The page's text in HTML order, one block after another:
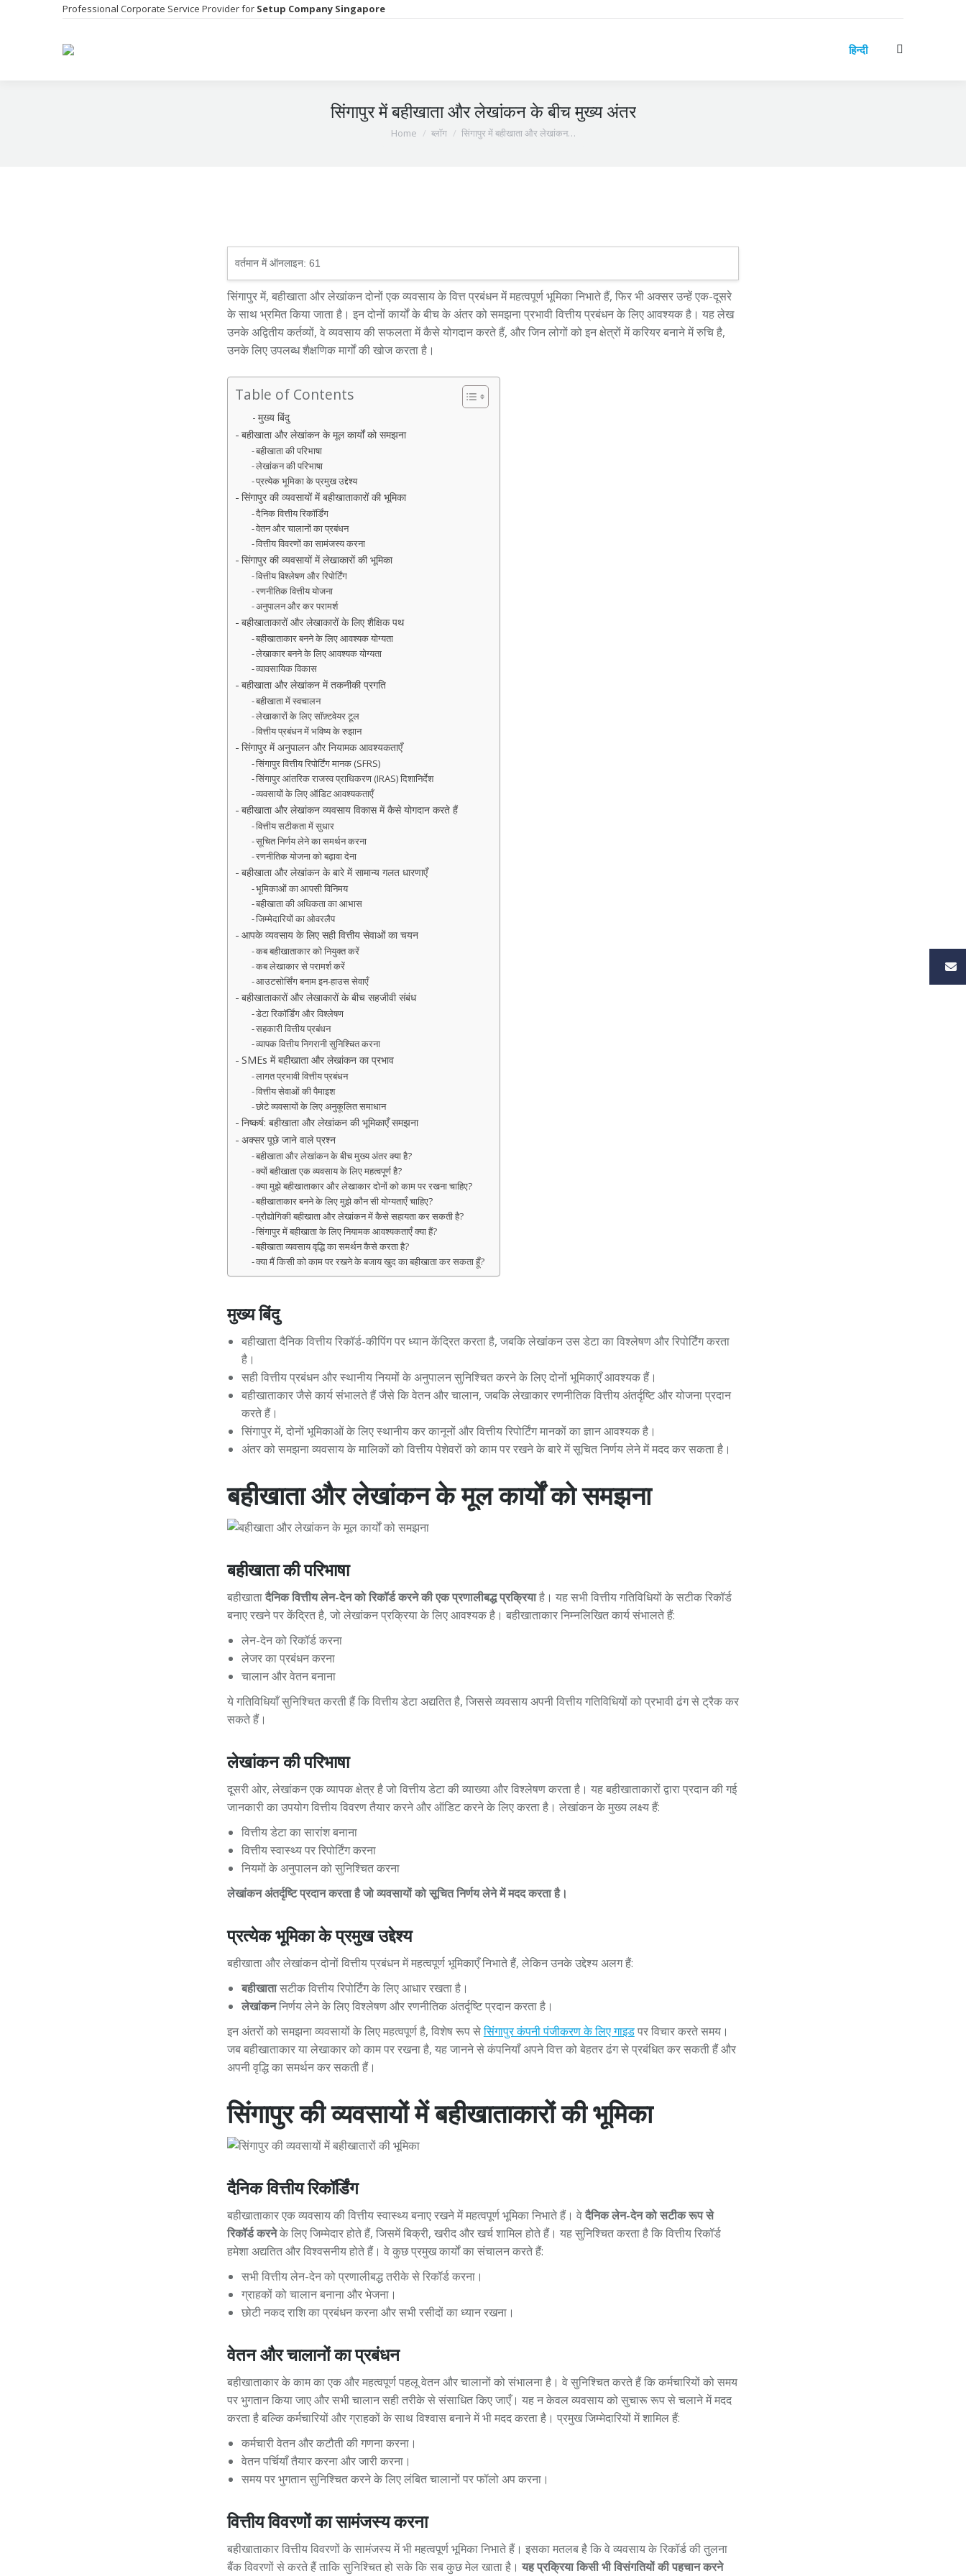
Professional Corporate Service Provider for Setup Company Singapore
हिन्दी Search:
सिंगापुर में बहीखाता और लेखांकन के बीच मुख्य अंतर
You are here:
Home ब्लॉग सिंगापुर में बहीखाता और लेखांकन…
वर्तमान में ऑनलाइन: 61
सिंगापुर में, बहीखाता और लेखांकन दोनों एक व्यवसाय के वित्त प्रबंधन में महत्वपूर्ण भूमिका निभाते हैं, फिर भी अक्सर उन्हें एक-दूसरे
के साथ भ्रमित किया जाता है। इन दोनों कार्यों के बीच के अंतर को समझना प्रभावी वित्तीय प्रबंधन के लिए आवश्यक है। यह लेख
उनके अद्वितीय कर्तव्यों, वे व्यवसाय की सफलता में कैसे योगदान करते हैं, और जिन लोगों को इन क्षेत्रों में करियर बनाने में रुचि है,
उनके लिए उपलब्ध शैक्षणिक मार्गों की खोज करता है।
Table of Contents
मुख्य बिंदु
बहीखाता और लेखांकन के मूल कार्यों को समझना
बहीखाता की परिभाषा
लेखांकन की परिभाषा
प्रत्येक भूमिका के प्रमुख उद्देश्य
सिंगापुर की व्यवसायों में बहीखाताकारों की भूमिका
दैनिक वित्तीय रिकॉर्डिंग
वेतन और चालानों का प्रबंधन
वित्तीय विवरणों का सामंजस्य करना
सिंगापुर की व्यवसायों में लेखाकारों की भूमिका
वित्तीय विश्लेषण और रिपोर्टिंग
रणनीतिक वित्तीय योजना
अनुपालन और कर परामर्श
बहीखाताकारों और लेखाकारों के लिए शैक्षिक पथ
बहीखाताकार बनने के लिए आवश्यक योग्यता
लेखाकार बनने के लिए आवश्यक योग्यता
व्यावसायिक विकास
बहीखाता और लेखांकन में तकनीकी प्रगति
बहीखाता में स्वचालन
लेखाकारों के लिए सॉफ़्टवेयर टूल
वित्तीय प्रबंधन में भविष्य के रुझान
सिंगापुर में अनुपालन और नियामक आवश्यकताएँ
सिंगापुर वित्तीय रिपोर्टिंग मानक (SFRS)
सिंगापुर आंतरिक राजस्व प्राधिकरण (IRAS) दिशानिर्देश
व्यवसायों के लिए ऑडिट आवश्यकताएँ
बहीखाता और लेखांकन व्यवसाय विकास में कैसे योगदान करते हैं
वित्तीय सटीकता में सुधार
सूचित निर्णय लेने का समर्थन करना
रणनीतिक योजना को बढ़ावा देना
बहीखाता और लेखांकन के बारे में सामान्य गलत धारणाएँ
भूमिकाओं का आपसी विनिमय
बहीखाता की अधिकता का आभास
जिम्मेदारियों का ओवरलैप
आपके व्यवसाय के लिए सही वित्तीय सेवाओं का चयन
कब बहीखाताकार को नियुक्त करें
कब लेखाकार से परामर्श करें
आउटसोर्सिंग बनाम इन-हाउस सेवाएँ
बहीखाताकारों और लेखाकारों के बीच सहजीवी संबंध
डेटा रिकॉर्डिंग और विश्लेषण
सहकारी वित्तीय प्रबंधन
व्यापक वित्तीय निगरानी सुनिश्चित करना
SMEs में बहीखाता और लेखांकन का प्रभाव
लागत प्रभावी वित्तीय प्रबंधन
वित्तीय सेवाओं की पैमाइश
छोटे व्यवसायों के लिए अनुकूलित समाधान
निष्कर्ष: बहीखाता और लेखांकन की भूमिकाएँ समझना
अक्सर पूछे जाने वाले प्रश्न
बहीखाता और लेखांकन के बीच मुख्य अंतर क्या है?
क्यों बहीखाता एक व्यवसाय के लिए महत्वपूर्ण है?
क्या मुझे बहीखाताकार और लेखाकार दोनों को काम पर रखना चाहिए?
बहीखाताकार बनने के लिए मुझे कौन सी योग्यताएँ चाहिए?
प्रौद्योगिकी बहीखाता और लेखांकन में कैसे सहायता कर सकती है?
सिंगापुर में बहीखाता के लिए नियामक आवश्यकताएँ क्या हैं?
बहीखाता व्यवसाय वृद्धि का समर्थन कैसे करता है?
क्या मैं किसी को काम पर रखने के बजाय खुद का बहीखाता कर सकता हूँ?
मुख्य बिंदु
बहीखाता दैनिक वित्तीय रिकॉर्ड-कीपिंग पर ध्यान केंद्रित करता है, जबकि लेखांकन उस डेटा का विश्लेषण और रिपोर्टिंग करता
है।
सही वित्तीय प्रबंधन और स्थानीय नियमों के अनुपालन सुनिश्चित करने के लिए दोनों भूमिकाएँ आवश्यक हैं।
बहीखाताकार जैसे कार्य संभालते हैं जैसे कि वेतन और चालान, जबकि लेखाकार रणनीतिक वित्तीय अंतर्दृष्टि और योजना प्रदान
करते हैं।
सिंगापुर में, दोनों भूमिकाओं के लिए स्थानीय कर कानूनों और वित्तीय रिपोर्टिंग मानकों का ज्ञान आवश्यक है।
अंतर को समझना व्यवसाय के मालिकों को वित्तीय पेशेवरों को काम पर रखने के बारे में सूचित निर्णय लेने में मदद कर सकता है।
बहीखाता और लेखांकन के मूल कार्यों को समझना
बहीखाता की परिभाषा
बहीखातादैनिक वित्तीय लेन-देन को रिकॉर्ड करने की एक प्रणालीबद्ध प्रक्रियाहै। यह सभी वित्तीय गतिविधियों के सटीक रिकॉर्ड
बनाए रखने पर केंद्रित है, जो लेखांकन प्रक्रिया के लिए आवश्यक है। बहीखाताकार निम्नलिखित कार्य संभालते हैं:
लेन-देन को रिकॉर्ड करना
लेजर का प्रबंधन करना
चालान और वेतन बनाना
ये गतिविधियाँ सुनिश्चित करती हैं कि वित्तीय डेटा अद्यतित है, जिससे व्यवसाय अपनी वित्तीय गतिविधियों को प्रभावी ढंग से ट्रैक कर
सकते हैं।
लेखांकन की परिभाषा
दूसरी ओर, लेखांकन एक व्यापक क्षेत्र है जो वित्तीय डेटा की व्याख्या और विश्लेषण करता है। यह बहीखाताकारों द्वारा प्रदान की गई
जानकारी का उपयोग वित्तीय विवरण तैयार करने और ऑडिट करने के लिए करता है। लेखांकन के मुख्य लक्ष्य हैं:
वित्तीय डेटा का सारांश बनाना
वित्तीय स्वास्थ्य पर रिपोर्टिंग करना
नियमों के अनुपालन को सुनिश्चित करना
लेखांकन अंतर्दृष्टि प्रदान करता है जो व्यवसायों को सूचित निर्णय लेने में मदद करता है।
प्रत्येक भूमिका के प्रमुख उद्देश्य
बहीखाता और लेखांकन दोनों वित्तीय प्रबंधन में महत्वपूर्ण भूमिकाएँ निभाते हैं, लेकिन उनके उद्देश्य अलग हैं:
बहीखातासटीक वित्तीय रिपोर्टिंग के लिए आधार रखता है।
लेखांकननिर्णय लेने के लिए विश्लेषण और रणनीतिक अंतर्दृष्टि प्रदान करता है।
इन अंतरों को समझना व्यवसायों के लिए महत्वपूर्ण है, विशेष रूप सेसिंगापुर कंपनी पंजीकरण के लिए गाइडपर विचार करते समय।
जब बहीखाताकार या लेखाकार को काम पर रखना है, यह जानने से कंपनियाँ अपने वित्त को बेहतर ढंग से प्रबंधित कर सकती हैं और
अपनी वृद्धि का समर्थन कर सकती हैं।
सिंगापुर की व्यवसायों में बहीखाताकारों की भूमिका
दैनिक वित्तीय रिकॉर्डिंग
बहीखाताकार एक व्यवसाय की वित्तीय स्वास्थ्य बनाए रखने में महत्वपूर्ण भूमिका निभाते हैं। वेदैनिक लेन-देन को सटीक रूप से
रिकॉर्ड करनेके लिए जिम्मेदार होते हैं, जिसमें बिक्री, खरीद और खर्च शामिल होते हैं। यह सुनिश्चित करता है कि वित्तीय रिकॉर्ड
हमेशा अद्यतित और विश्वसनीय होते हैं। वे कुछ प्रमुख कार्यों का संचालन करते हैं:
सभी वित्तीय लेन-देन को प्रणालीबद्ध तरीके से रिकॉर्ड करना।
ग्राहकों को चालान बनाना और भेजना।
छोटी नकद राशि का प्रबंधन करना और सभी रसीदों का ध्यान रखना।
वेतन और चालानों का प्रबंधन
बहीखाताकार के काम का एक और महत्वपूर्ण पहलू वेतन और चालानों को संभालना है। वे सुनिश्चित करते हैं कि कर्मचारियों को समय
पर भुगतान किया जाए और सभी चालान सही तरीके से संसाधित किए जाएँ। यह न केवल व्यवसाय को सुचारू रूप से चलाने में मदद
करता है बल्कि कर्मचारियों और ग्राहकों के साथ विश्वास बनाने में भी मदद करता है। प्रमुख जिम्मेदारियों में शामिल हैं:
कर्मचारी वेतन और कटौती की गणना करना।
वेतन पर्चियाँ तैयार करना और जारी करना।
समय पर भुगतान सुनिश्चित करने के लिए लंबित चालानों पर फॉलो अप करना।
वित्तीय विवरणों का सामंजस्य करना
बहीखाताकार वित्तीय विवरणों के सामंजस्य में भी महत्वपूर्ण भूमिका निभाते हैं। इसका मतलब है कि वे व्यवसाय के रिकॉर्ड की तुलना
बैंक विवरणों से करते हैं ताकि सुनिश्चित हो सके कि सब कुछ मेल खाता है।यह प्रक्रिया किसी भी विसंगतियों की पहचान करने